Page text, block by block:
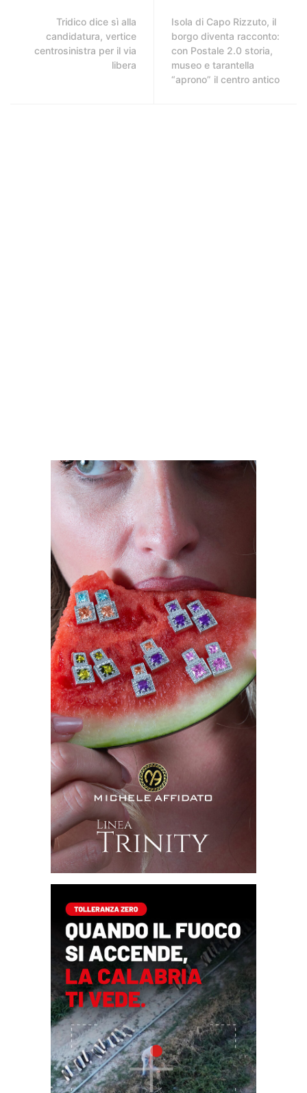
Tridico dice sì alla
candidatura, vertice
centrosinistra per il via
libera
Isola di Capo Rizzuto, il
borgo diventa racconto:
con Postale 2.0 storia,
museo e tarantella
“aprono” il centro antico